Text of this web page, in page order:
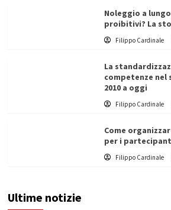
Noleggio a
proibitivi? La
Filippo Cardinale
La
competenze
2010 a oggi
Filippo Cardinale
Come
per i
Filippo Cardinale
Ultime notizie